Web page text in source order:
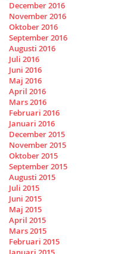
December 2016
November 2016
Oktober 2016
September 2016
Augusti 2016
Juli 2016
Juni 2016
Maj 2016
April 2016
Mars 2016
Februari 2016
Januari 2016
December 2015
November 2015
Oktober 2015
September 2015
Augusti 2015
Juli 2015
Juni 2015
Maj 2015
April 2015
Mars 2015
Februari 2015